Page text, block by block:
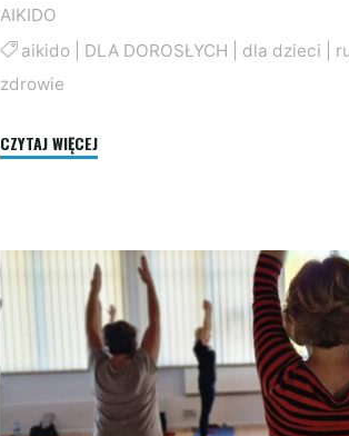
AIKIDO
aikido
DLA DOROSŁYCH dla dzieci
zdrowie
CZYTAJ WIĘCEJ"AIKIDO: